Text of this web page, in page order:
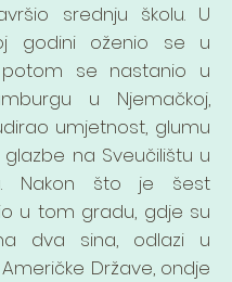
srednju školu. U
godini oženio se u
se nastanio u
u Njemačkoj,
umjetnost, glumu
glazbe na Sveučilištu u
Nakon što je šest
u tom gradu, gdje su
dva sina, odlazi u
Države, ondje